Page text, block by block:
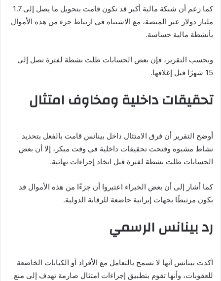
كما زعم أن شبكة مالية أكبر قد تكون قامت بتحويل ما يصل إلى 1.7
مليار دولار عبر المنصة، مع الاشتباه في ارتباط جزء من هذه الأموال
بأنشطة مالية حساسة.
وبحسب التقرير، فإن بعض الحسابات ظلت نشطة لفترة تصل إلى
15 شهرًا قبل إغلاقها.
تحقيقات داخلية ومخاوف امتثال
أوضح التقرير أن فرق الامتثال داخل بينانس قامت بالفعل بتحديد
نشاط مشبوه وفتحت تحقيقات داخلية في وقت مبكر، إلا أن بعض
الحسابات ظلت نشطة لفترة قبل اتخاذ إجراءات نهائية.
كما أشار إلى أن بعض الخبراء اعتبروا أن جزءًا من هذه الأموال قد
يكون مرتبطًا بجهات إيرانية خاضعة للرقابة الدولية.
رد بينانس الرسمي
أكدت بينانس أنها لا تسمح بالتعامل مع الأفراد أو الكيانات الخاضعة
للعقوبات، وأنها تقوم بتطبيق إجراءات امتثال صارمة تهدف إلى منع